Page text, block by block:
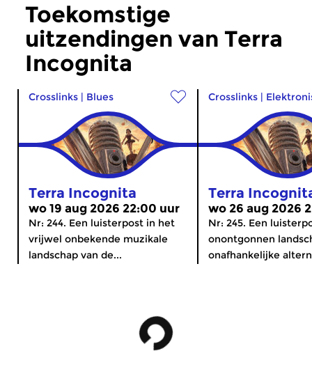
Toekomstige
uitzendingen van Terra
Incognita
Crosslinks | Blues
Terra Incognita
wo 19 aug 2026 22:00 uur
Nr: 244. Een luisterpost in het
vrijwel onbekende muzikale
landschap van de...
Crosslinks |
Terra
wo 26 aug 2026
Nr: 245. Een
onontgonnen
onafhankelijke